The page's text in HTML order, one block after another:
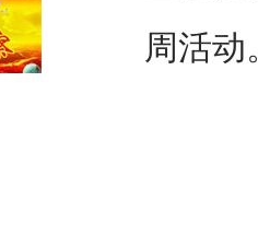
周活动